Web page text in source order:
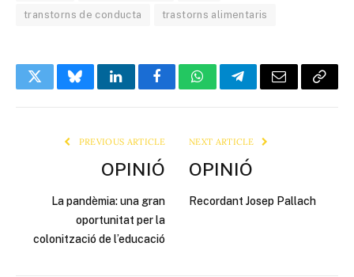
transtorns de conducta trastorns alimentaris
TwitterBlueskyLinkedInFacebookWhatsAppTelegramEmail Copy
PREVIOUS ARTICLE
OPINIÓ
La pandèmia: una gran
oportunitat per la
colonització de l’educació
NEXT ARTICLE
OPINIÓ
Recordant Josep Pallach